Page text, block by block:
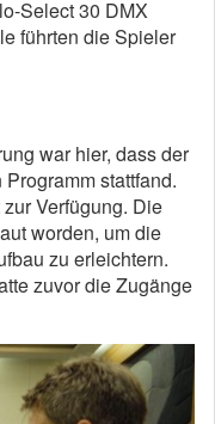
Select 30 DMX
führten die Spieler
war hier, dass der
stattfand.
Verfügung. Die
worden, um die
zu erleichtern.
zuvor die Zugänge